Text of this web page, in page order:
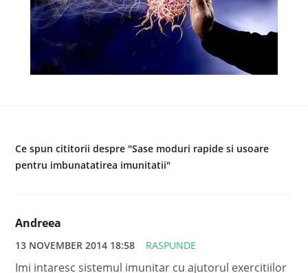
Ce spun cititorii despre "Sase moduri rapide si usoare
pentru imbunatatirea imunitatii"
Andreea
13 NOVEMBER 2014 18:58 RASPUNDE
Imi intaresc sistemul imunitar cu ajutorul exercitiilor